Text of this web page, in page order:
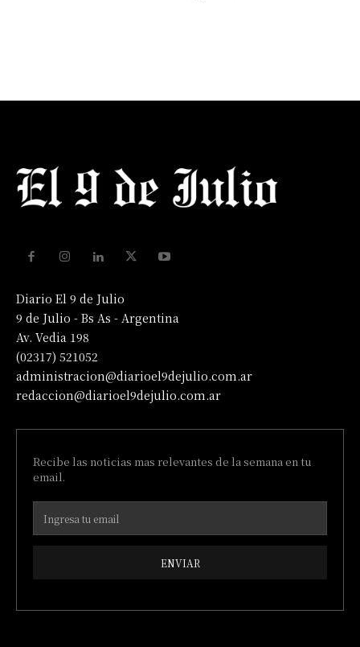
Diario El 9 de Julio
9 de Julio - Bs As - Argentina
Av. Vedia 198
(02317) 521052
administracion@diarioel9dejulio.com.ar
redaccion@diarioel9dejulio.com.ar
Recibe las noticias mas relevantes de la semana en tu
email.
ENVIAR